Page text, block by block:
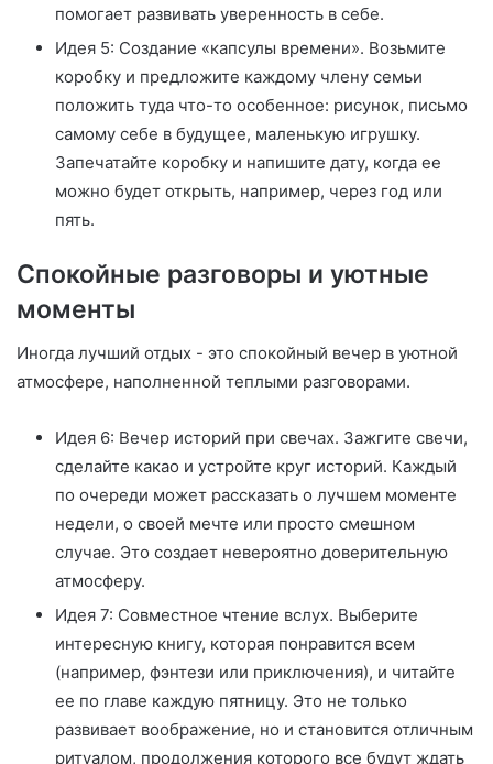
помогает развивать уверенность в себе.
Идея 5: Создание «капсулы времени». Возьмите
коробку и предложите каждому члену семьи
положить туда что-то особенное: рисунок, письмо
самому себе в будущее, маленькую игрушку.
Запечатайте коробку и напишите дату, когда ее
можно будет открыть, например, через год или
пять.
Спокойные разговоры и уютные
моменты
Иногда лучший отдых - это спокойный вечер в уютной
атмосфере, наполненной теплыми разговорами.
Идея 6: Вечер историй при свечах. Зажгите свечи,
сделайте какао и устройте круг историй. Каждый
по очереди может рассказать о лучшем моменте
недели, о своей мечте или просто смешном
случае. Это создает невероятно доверительную
атмосферу.
Идея 7: Совместное чтение вслух. Выберите
интересную книгу, которая понравится всем
(например, фэнтези или приключения), и читайте
ее по главе каждую пятницу. Это не только
развивает воображение, но и становится отличным
ритуалом, продолжения которого все будут ждать